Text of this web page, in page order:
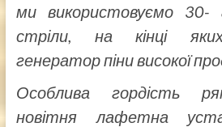
ми використовуємо 30-
стріли, на кінці
генератор піни високої
Особлива гордість
новітня лафетна